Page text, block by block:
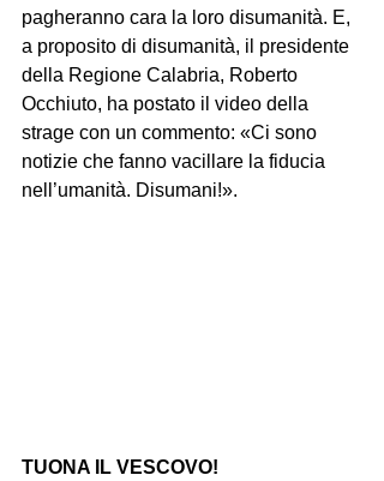
pagheranno cara la loro disumanità. E,
a proposito di disumanità, il presidente
della Regione Calabria, Roberto
Occhiuto, ha postato il video della
strage con un commento: «Ci sono
notizie che fanno vacillare la fiducia
nell’umanità. Disumani!».
TUONA IL VESCOVO!